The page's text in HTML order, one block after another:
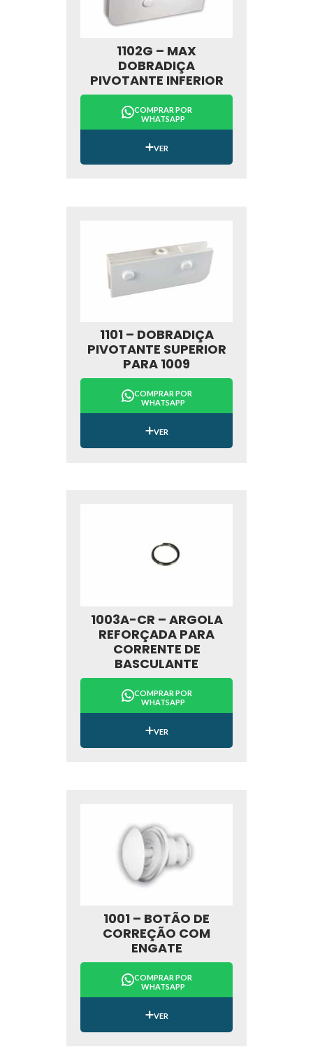
1102G – MAX
DOBRADIÇA
PIVOTANTE INFERIOR
COMPRAR POR
WHATSAPP
VER
1101 – DOBRADIÇA
PIVOTANTE SUPERIOR
PARA 1009
COMPRAR POR
WHATSAPP
VER
1003A-CR – ARGOLA
REFORÇADA PARA
CORRENTE DE
BASCULANTE
COMPRAR POR
WHATSAPP
VER
1001 – BOTÃO DE
CORREÇÃO COM
ENGATE
COMPRAR POR
WHATSAPP
VER